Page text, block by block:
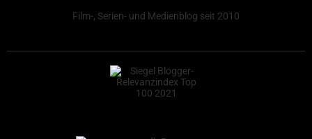
Film-, Serien- und Medienblog seit 2010